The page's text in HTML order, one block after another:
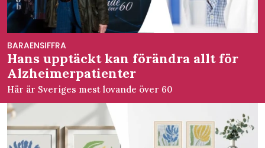
BARAENSIFFRA
Hans upptäckt kan förändra allt för
Alzheimerpatienter
Här är Sveriges mest lovande över 60